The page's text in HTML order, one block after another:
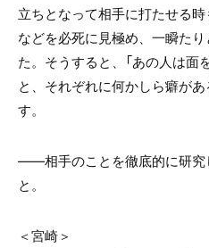
立ちとなって相手に打たせる
などを必死に見極め、一瞬た
た。そうすると、「あの人は面
と、それぞれに何かしら癖が
す。
――相手のことを徹底的に研究
と。
＜宮崎＞